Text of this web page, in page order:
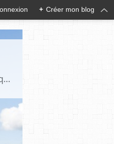
+ Créer mon blog
Blog destiné à commenter l'actualité, politique, économique, culturelle, sportive, etc, dans un esprit de critique philosophique, d'esprit chrétien et français.La collaboration des lecteurs est souhaitée, de même que la courtoisie, et l'esprit de tolérance.